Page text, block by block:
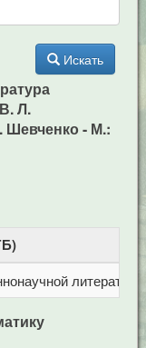
Искать
Л.
Шевченко - М.:
литерат